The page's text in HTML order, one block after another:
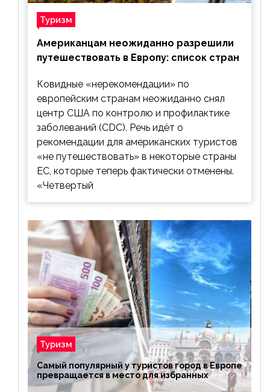
Туризм
Американцам неожиданно разрешили
путешествовать в Европу: список стран
Ковидные «нерекомендации» по
европейским странам неожиданно снял
центр США по контролю и профилактике
заболеваний (CDC). Речь идёт о
рекомендации для американских туристов
«не путешествовать» в некоторые страны
ЕС, которые теперь фактически отменены.
«Четвертый
Туризм
Самый популярный у туристов город в Европе
превращается в место для избранных